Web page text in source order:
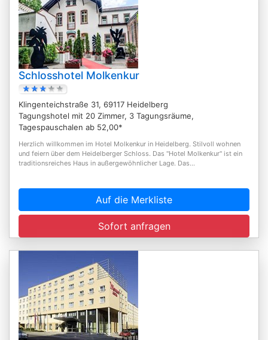
Schlosshotel Molkenkur
Klingenteichstraße 31, 69117 Heidelberg
Tagungshotel mit 20 Zimmer, 3 Tagungsräume,
Tagespauschalen ab 52,00*
Herzlich willkommen im Hotel Molkenkur in Heidelberg. Stilvoll wohnen
und feiern über dem Heidelberger Schloss. Das "Hotel Molkenkur" ist ein
traditionsreiches Haus in außergewöhnlicher Lage. Das...
Auf die Merkliste
Sofort anfragen